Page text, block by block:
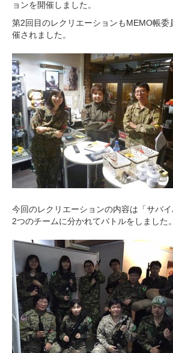
ョンを開催しました。
第2回目のレクリエーションもMEMO帳委
催されました。
今回のレクリエーションの内容は「サバイ
2つのチームに分かれてバトルをしました。